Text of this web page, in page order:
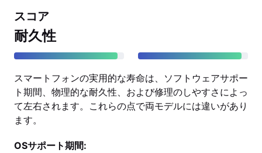
スコア
耐久性
スマートフォンの実用的な寿命は、ソフトウェアサポー
ト期間、物理的な耐久性、および修理のしやすさによっ
て左右されます。これらの点で両モデルには違いがあり
ます。
OSサポート期間: